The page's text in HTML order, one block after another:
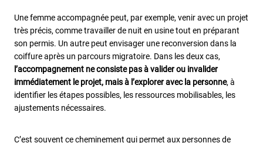
Une femme accompagnée peut, par exemple, venir avec un projet
très précis, comme travailler de nuit en usine tout en préparant
son permis. Un autre peut envisager une reconversion dans la
coiffure après un parcours migratoire. Dans les deux cas,
l’accompagnement ne consiste pas à valider ou invalider
immédiatement le projet, mais à l’explorer avec la personne, à
identifier les étapes possibles, les ressources mobilisables, les
ajustements nécessaires.
C’est souvent ce cheminement qui permet aux personnes de